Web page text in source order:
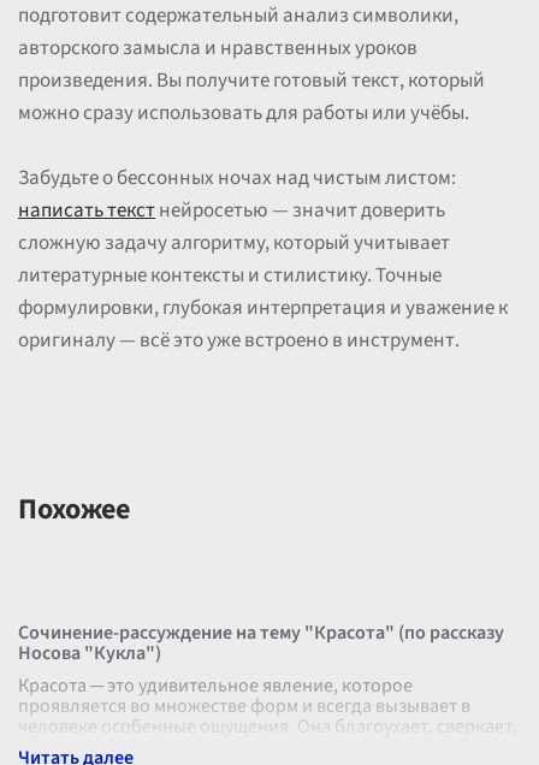
подготовит содержательный анализ символики,
авторского замысла и нравственных уроков
произведения. Вы получите готовый текст, который
можно сразу использовать для работы или учёбы.
Забудьте о бессонных ночах над чистым листом:
написать текстнейросетью — значит доверить
сложную задачу алгоритму, который учитывает
литературные контексты и стилистику. Точные
формулировки, глубокая интерпретация и уважение к
оригиналу — всё это уже встроено в инструмент.
Похожее
Сочинение-рассуждение на тему "Красота" (по рассказу
Носова "Кукла")
Красота ─ это удивительное явление, которое
проявляется во множестве форм и всегда вызывает в
человеке особенные ощущения. Она благоухает, сверкает,
пленяет и будто говорит нам о в